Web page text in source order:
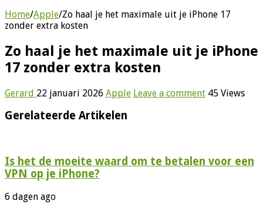
Home/Apple/Zo haal je het maximale uit je iPhone 17
zonder extra kosten
Zo haal je het maximale uit je iPhone
17 zonder extra kosten
Gerard 22 januari 2026 Apple Leave a comment 45 Views
Gerelateerde Artikelen
Is het de moeite waard om te betalen voor een
VPN op je iPhone?
6 dagen ago